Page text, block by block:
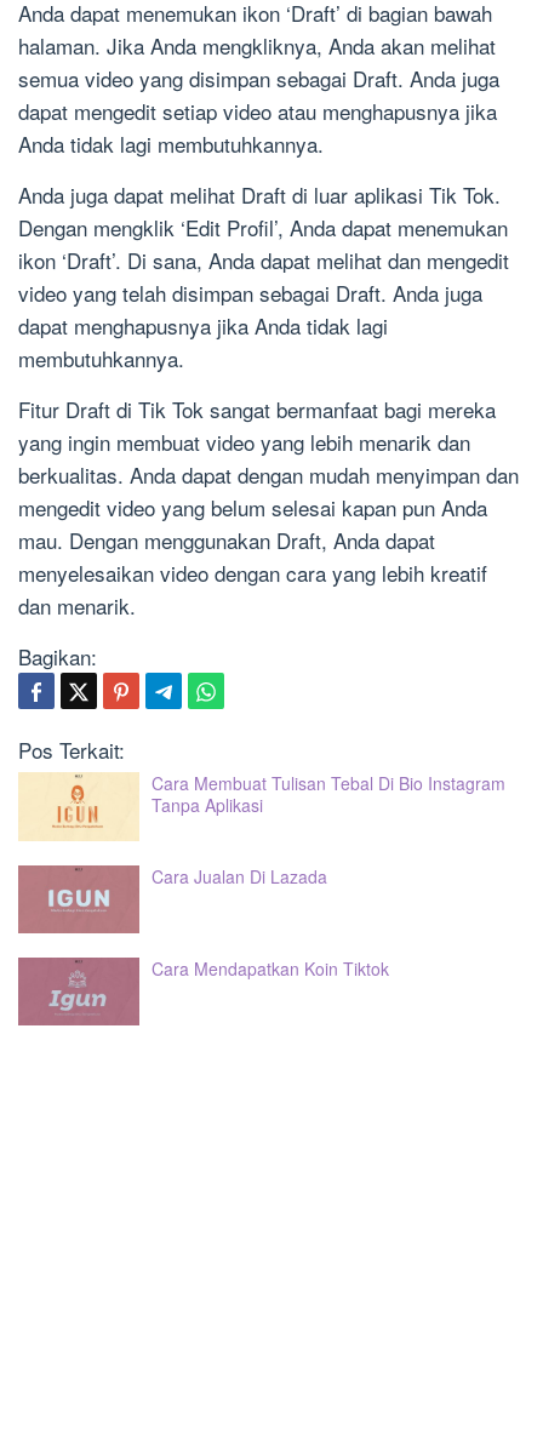
Anda dapat menemukan ikon ‘Draft’ di bagian bawah
halaman. Jika Anda mengkliknya, Anda akan melihat
semua video yang disimpan sebagai Draft. Anda juga
dapat mengedit setiap video atau menghapusnya jika
Anda tidak lagi membutuhkannya.
Anda juga dapat melihat Draft di luar aplikasi Tik Tok.
Dengan mengklik ‘Edit Profil’, Anda dapat menemukan
ikon ‘Draft’. Di sana, Anda dapat melihat dan mengedit
video yang telah disimpan sebagai Draft. Anda juga
dapat menghapusnya jika Anda tidak lagi
membutuhkannya.
Fitur Draft di Tik Tok sangat bermanfaat bagi mereka
yang ingin membuat video yang lebih menarik dan
berkualitas. Anda dapat dengan mudah menyimpan dan
mengedit video yang belum selesai kapan pun Anda
mau. Dengan menggunakan Draft, Anda dapat
menyelesaikan video dengan cara yang lebih kreatif
dan menarik.
Bagikan:
Pos Terkait:
Cara Membuat Tulisan Tebal Di Bio Instagram
Tanpa Aplikasi
Cara Jualan Di Lazada
Cara Mendapatkan Koin Tiktok